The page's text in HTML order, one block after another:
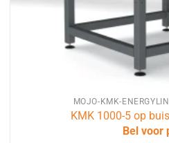
MOJO-KMK-
KMK 1000-5 op
Bel voor